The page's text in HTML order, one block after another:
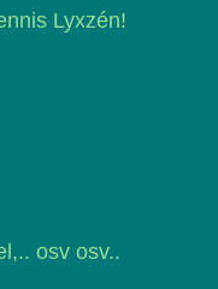
Lyxzén!
osv osv..